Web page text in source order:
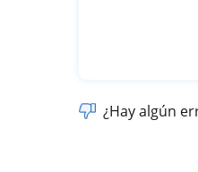
¿Hay algún